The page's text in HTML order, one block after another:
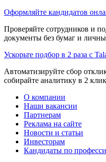
Оформляйте кандидатов
Проверяйте сотрудников и
документы без бумаг и
Ускорьте подбор в 2 раза с
Автоматизируйте сбор
собирайте аналитику в 2
О компании
Наши вакансии
Партнерам
Реклама на сайте
Новости и статьи
Инвесторам
Кандидаты по